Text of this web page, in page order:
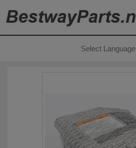
Select Language